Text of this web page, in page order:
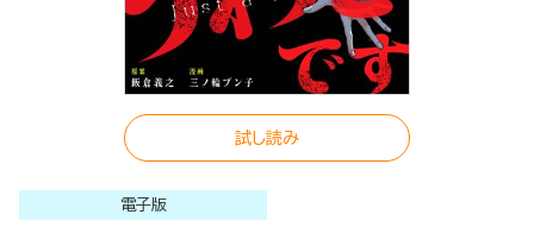
試し読み
電子版